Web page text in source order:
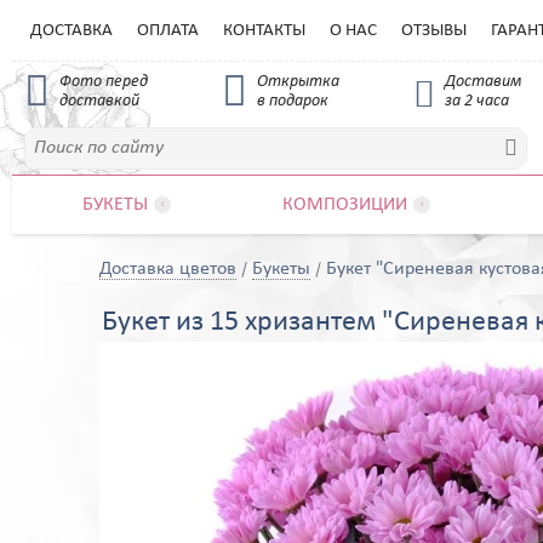

ДОСТАВКА ОПЛАТА КОНТАКТЫ О НАС ОТЗЫВЫ
 Фото перед
доставкой

Открытка
в подарок

Доставим
за 2 часа
БУКЕТЫ КОМПОЗИЦИИ
Доставка цветов Букеты Букет "Сиреневая
Букет из 15 хризантем "Сиреневая